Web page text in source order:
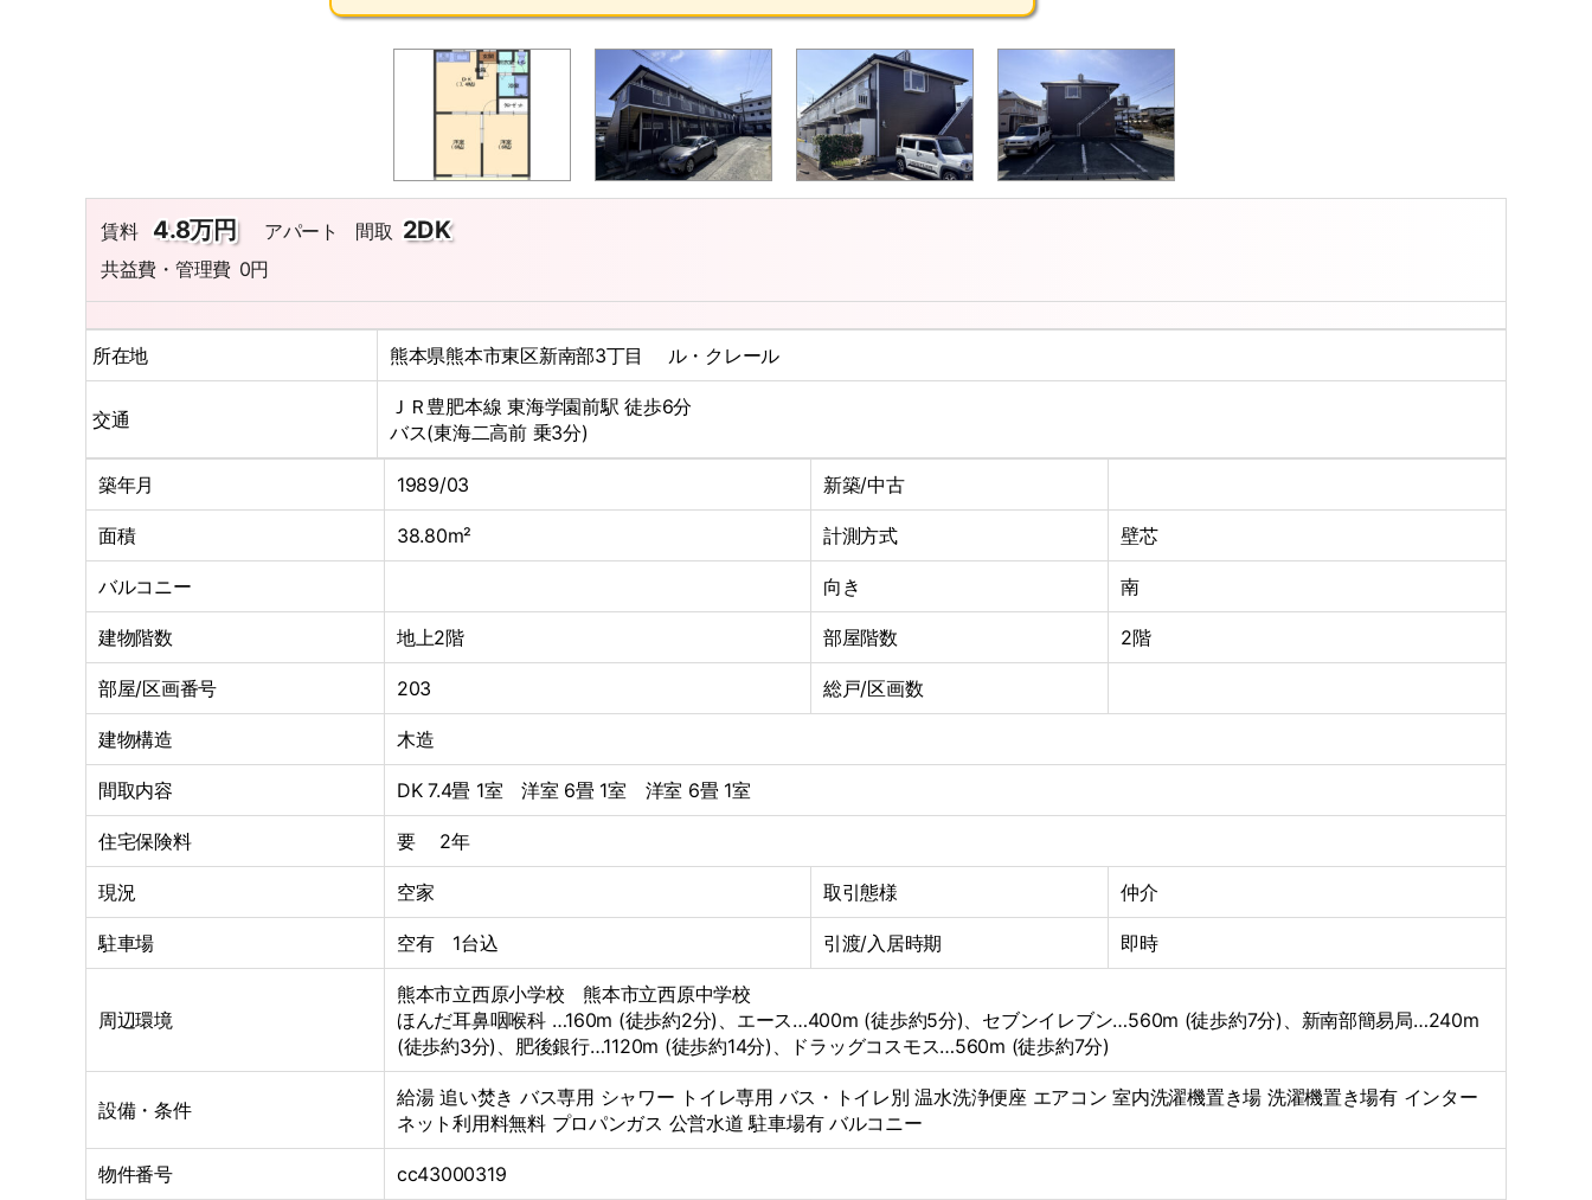
賃料 4.8万円 アパート 間取 2DK
共益費・管理費 0円
所在地 熊本県熊本市東区新南部3丁目 ル・クレール
交通
ＪＲ豊肥本線 東海学園前駅 徒歩6分
バス(東海二高前 乗3分)
築年月 1989/03 新築/中古
面積 38.80m² 計測方式 壁芯
バルコニー 向き 南
建物階数 地上2階 部屋階数 2階
部屋/区画番号 203 総戸/区画数
建物構造 木造
間取内容 DK 7.4畳 1室 洋室 6畳 1室 洋室 6畳 1室
住宅保険料 要 2年
現況 空家 取引態様 仲介
駐車場 空有 1台込 引渡/入居時期 即時
周辺環境
熊本市立西原小学校 熊本市立西原中学校
ほんだ耳鼻咽喉科 …160m (徒歩約2分)、エース…400m (徒歩約5分)、セブンイレブン…560m (徒歩約7分)、新南部簡易局…240m
(徒歩約3分)、肥後銀行…1120m (徒歩約14分)、ドラッグコスモス…560m (徒歩約7分)
設備・条件
給湯 追い焚き バス専用 シャワー トイレ専用 バス・トイレ別 温水洗浄便座 エアコン 室内洗濯機置き場 洗濯機置き場有 インター
ネット利用料無料 プロパンガス 公営水道 駐車場有 バルコニー
物件番号 cc43000319